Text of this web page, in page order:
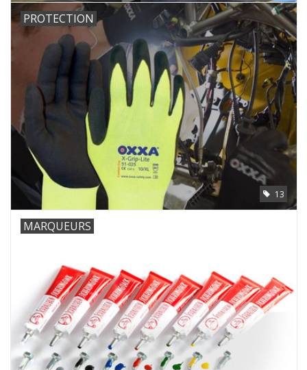
PROTECTION
13
MARQUEURS